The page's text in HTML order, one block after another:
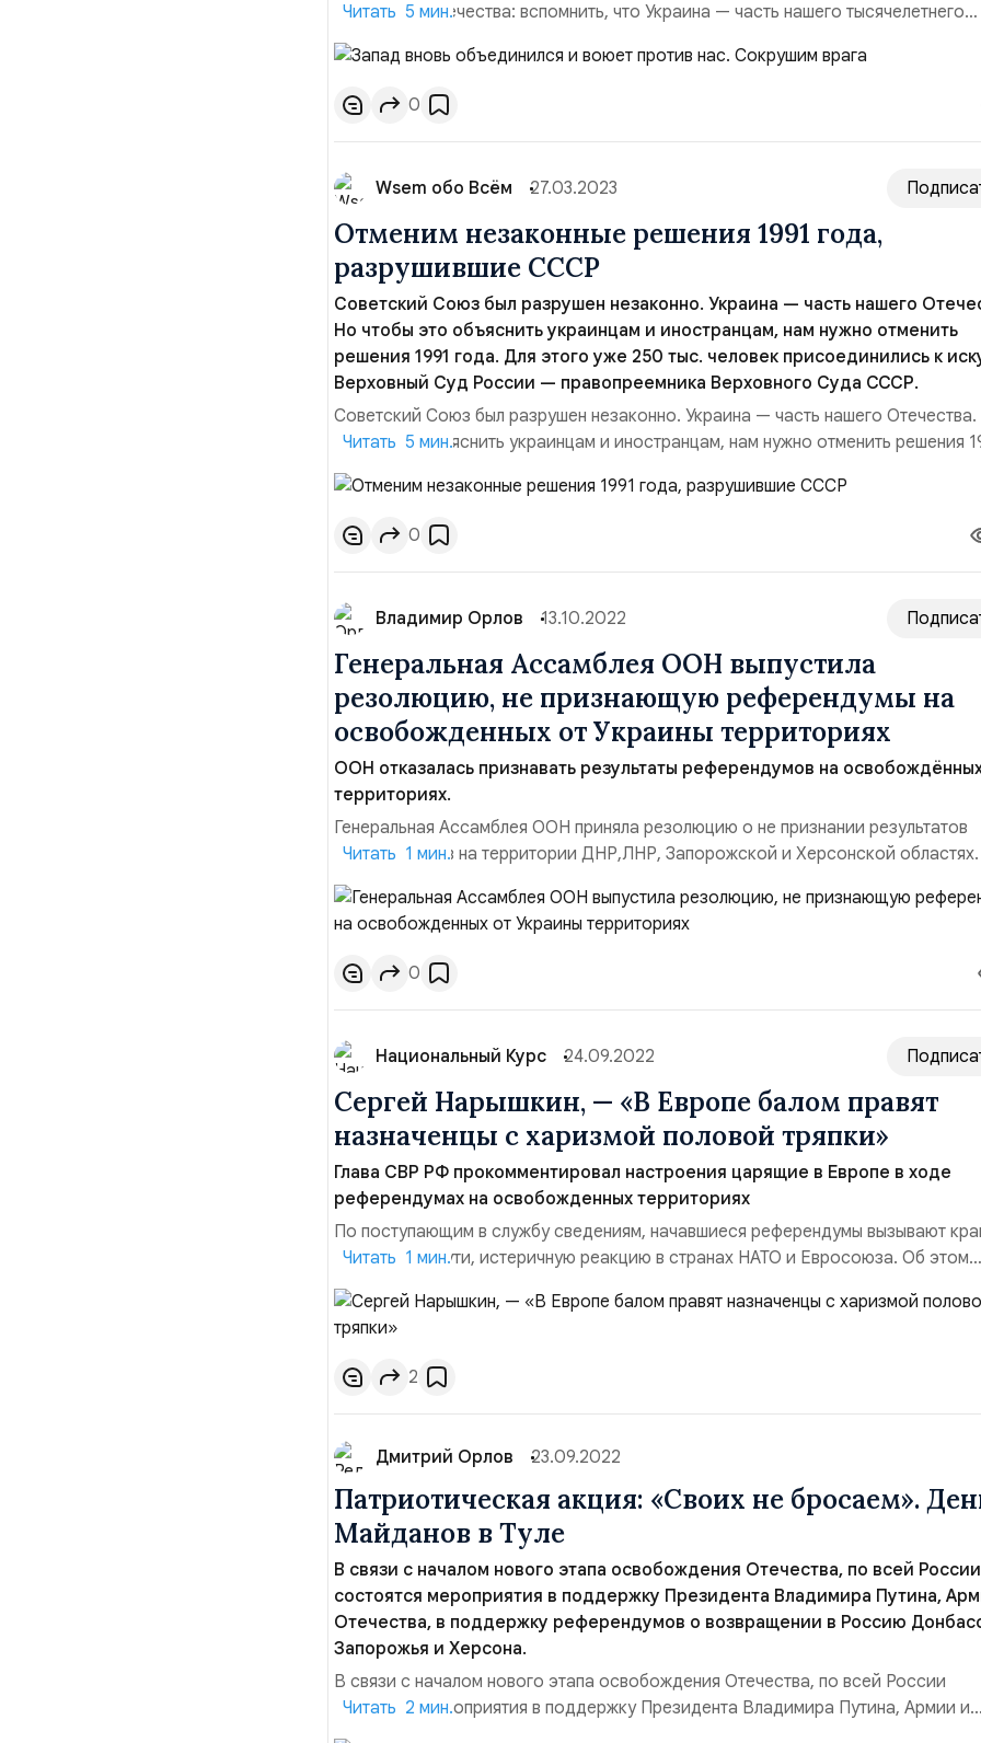
идеологии Отечества: вспомнить, что Украина — часть нашего тысячелетнего
Отечества, территория которого признана всеми странами по итогам Второй
мировой войны. Надо отменить незаконные решения 1991 года. Тогда мы
через Карибский кризис выгнать НАТО с территории СССР. Для...
Читать 5 мин.
0
Wsem обо Всём 27.03.2023
Отменим незаконные решения 1991 года,
разрушившие СССР
Советский Союз был разрушен незаконно. Украина — часть нашего
Но чтобы это объяснить украинцам и иностранцам, нам нужно отменить
решения 1991 года. Для этого уже 250 тыс. человек присоединились к
Верховный Суд России — правопреемника Верховного Суда СССР.
Советский Союз был разрушен незаконно. Украина — часть нашего
чтобы это объяснить украинцам и иностранцам, нам нужно отменить решения
года. Для этого уже 250 тыс. человек присоединились к иску в Верховный Суд
России — правопреемника Верховного Суда СССР. Главная проблема у России
сейчас в том, что в 1991 г. был нарушен закон и мы до с...
Читать 5 мин.
0
Владимир Орлов 13.10.2022
Генеральная Ассамблея ООН выпустила
резолюцию, не признающую референдумы на
освобожденных от Украины территориях
ООН отказалась признавать результаты референдумов на
территориях.
Генеральная Ассамблея ООН приняла резолюцию о не признании результатов
референдумов на территории ДНР,ЛНР, Запорожской и Херсонской областях.
Резолюцию поддержало рекордных 143 страны. Против резолюции выступили
Россия, Сирия, Северная Корея. Никарагуа, Беларусь. Среди поддержавших
Молдова, Бразилия — член БРИКС, Афганистан. Воздержавши...
Читать 1 мин.
0
Национальный Курс 24.09.2022
Сергей Нарышкин, — «В Европе балом правят
назначенцы с харизмой половой тряпки»
Глава СВР РФ прокомментировал настроения царящие в Европе в ходе
референдумах на освобожденных территориях
По поступающим в службу сведениям, начавшиеся референдумы вызывают
нервную, по сути, истеричную реакцию в странах НАТО и Евросоюза. Об этом
свидетельствует и сделанное Жозепом Боррелем заявление о подготовке
Брюсселем новых антироссийских санкций, мишенью которых станут в том
«все причастные» к организации всенародного голосования в освобож...
Читать 1 мин.
2
Дмитрий Орлов 23.09.2022
Патриотическая акция: «Своих не бросаем».
Майданов в Туле
В связи с началом нового этапа освобождения Отечества, по всей России
состоятся мероприятия в поддержку Президента Владимира Путина,
Отечества, в поддержку референдумов о возвращении в Россию
Запорожья и Херсона.
В связи с началом нового этапа освобождения Отечества, по всей России
состоятся мероприятия в поддержку Президента Владимира Путина, Армии и
Отечества, в поддержку референдумов о возвращении в Россию Донбасса,
Читать 2 мин.